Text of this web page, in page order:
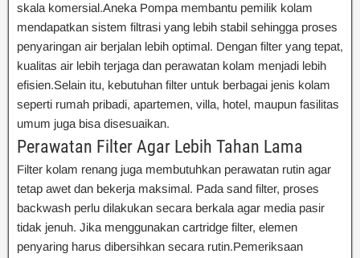
skala komersial.Aneka Pompa membantu pemilik kolam
mendapatkan sistem filtrasi yang lebih stabil sehingga proses
penyaringan air berjalan lebih optimal. Dengan filter yang tepat,
kualitas air lebih terjaga dan perawatan kolam menjadi lebih
efisien.Selain itu, kebutuhan filter untuk berbagai jenis kolam
seperti rumah pribadi, apartemen, villa, hotel, maupun fasilitas
umum juga bisa disesuaikan.
Perawatan Filter Agar Lebih Tahan Lama
Filter kolam renang juga membutuhkan perawatan rutin agar
tetap awet dan bekerja maksimal. Pada sand filter, proses
backwash perlu dilakukan secara berkala agar media pasir
tidak jenuh. Jika menggunakan cartridge filter, elemen
penyaring harus dibersihkan secara rutin.Pemeriksaan